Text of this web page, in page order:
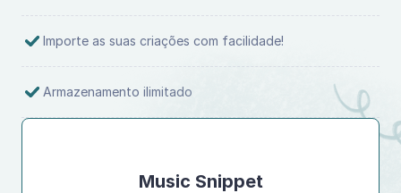
Importe as suas criações com facilidade!
Armazenamento ilimitado
Music Snippet